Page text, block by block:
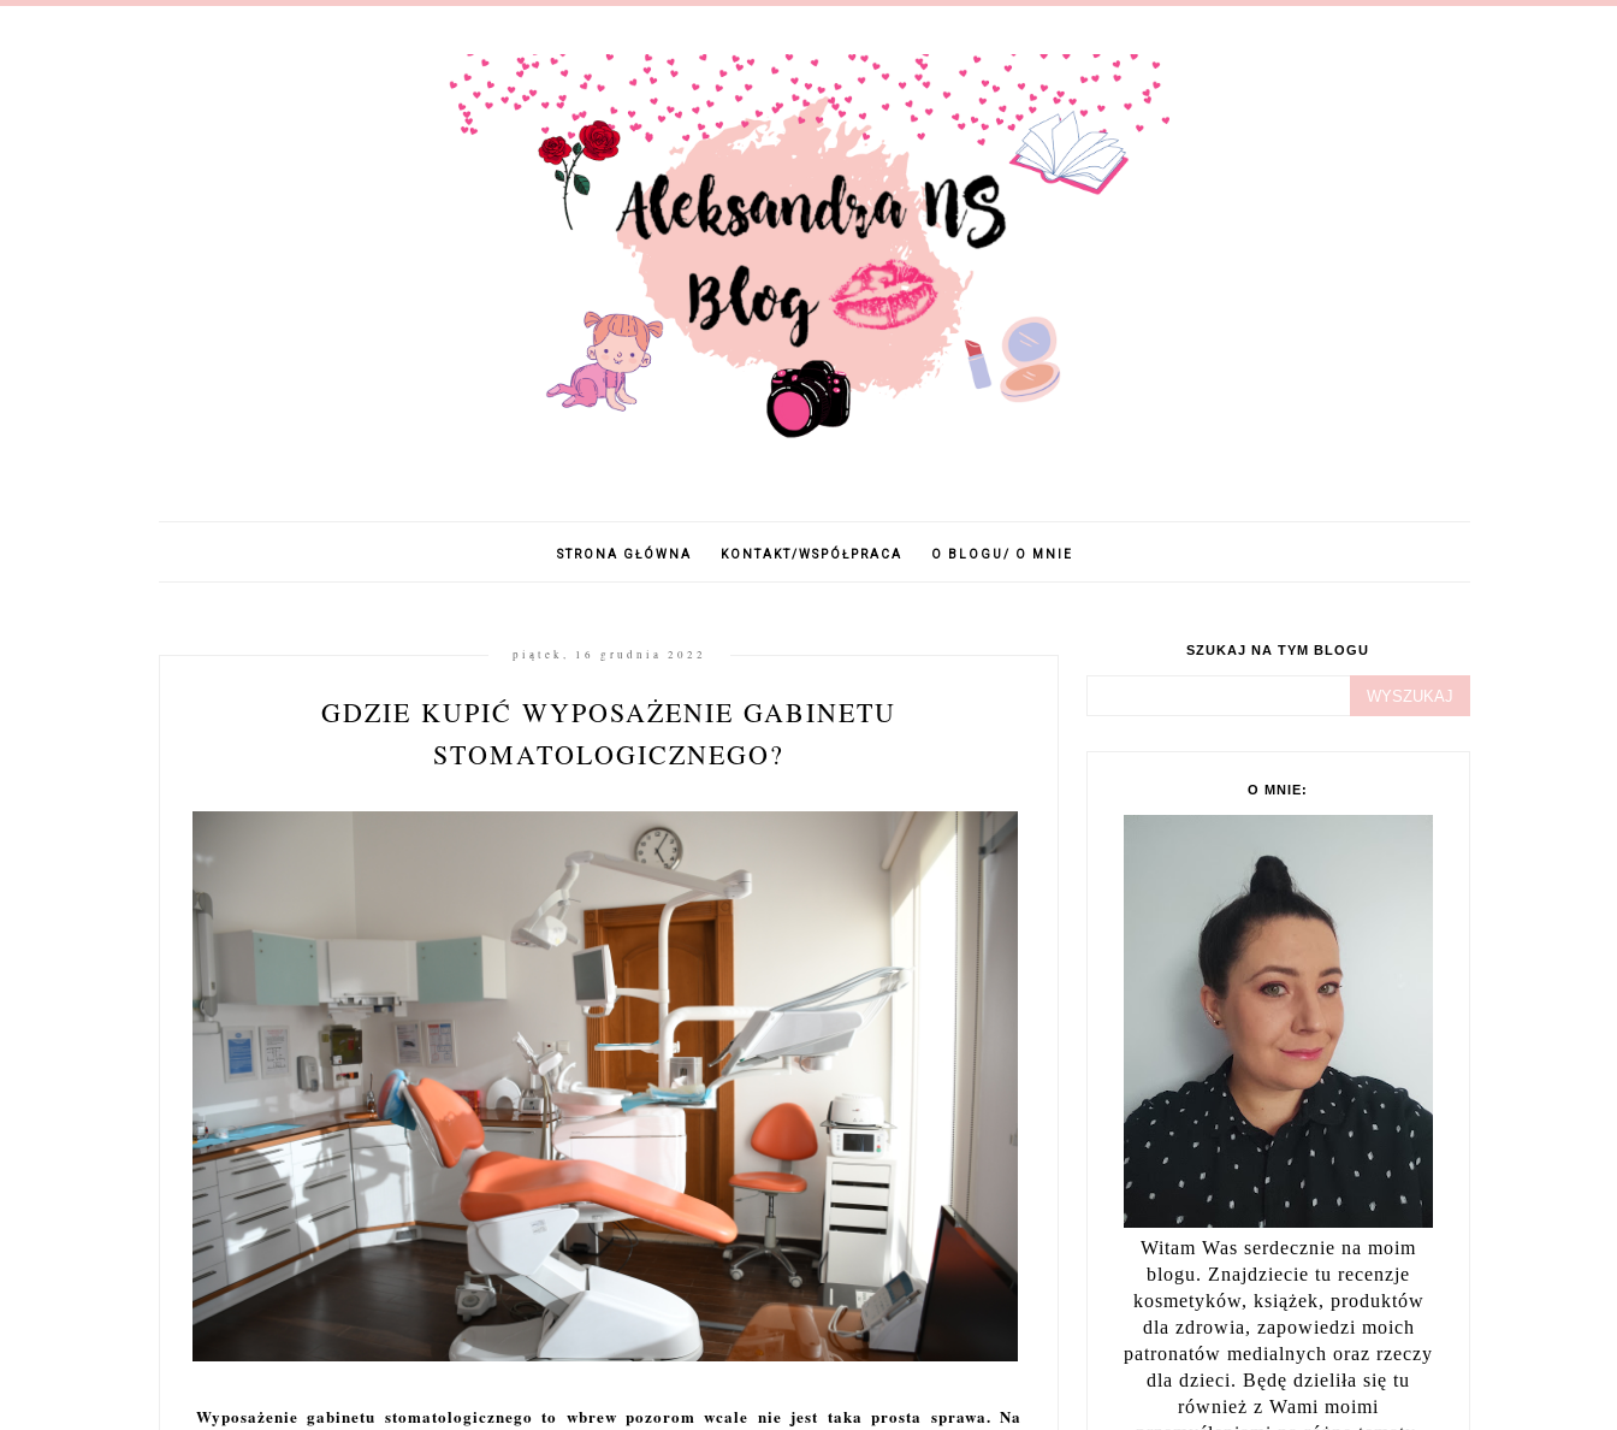
STRONA GŁÓWNA KONTAKT/WSPÓŁPRACA O BLOGU/ O MNIE
piątek, 16 grudnia 2022
GDZIE KUPIĆ WYPOSAŻENIE GABINETU
STOMATOLOGICZNEGO?
Wyposażenie gabinetu stomatologicznego to wbrew pozorom wcale nie jest taka prosta sprawa. Na
SZUKAJ NA TYM BLOGU
O MNIE:
Witam Was serdecznie na moim
blogu. Znajdziecie tu recenzje
kosmetyków, książek, produktów
dla zdrowia, zapowiedzi moich
patronatów medialnych oraz rzeczy
dla dzieci. Będę dzieliła się tu
również z Wami moimi